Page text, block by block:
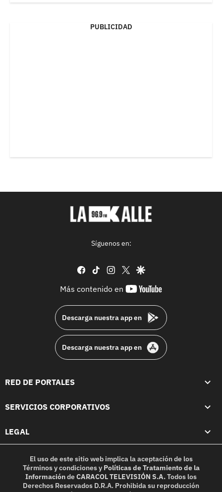
PUBLICIDAD
Síguenos en:
facebook
tiktok instagram
twittergoogle
Más contenido en
youtube-
Descarga nuestra app en
Descarga nuestra app en
RED DE PORTALES
SERVICIOS CORPORATIVOS
LEGAL
El uso de este sitio web implica la aceptación de los
Términos y condicionesy Políticas de Tratamiento de la
InformacióndeCARACOL TELEVISIÓN S.A.Todos los
Derechos Reservados D.R.A. Prohibida su reproducción